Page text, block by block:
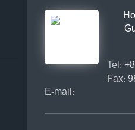
Tel:
Fax:
E-mail: